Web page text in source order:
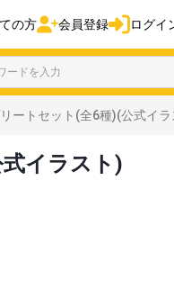
の方 会員登録 ログイ
ートセット(全6種)(公式イラ
イラスト)